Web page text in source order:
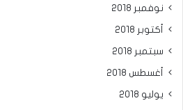
نوفمبر 2018
أكتوبر 2018
سبتمبر 2018
أغسطس 2018
يوليو 2018